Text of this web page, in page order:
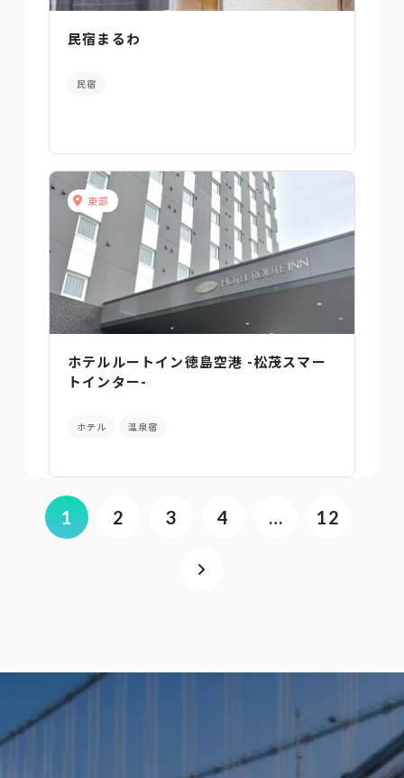
民宿まるわ
民宿
東部
ホテルルートイン徳島空港 -松茂スマー
トインター-
ホテル 温泉宿
1 2 3 4 … 12